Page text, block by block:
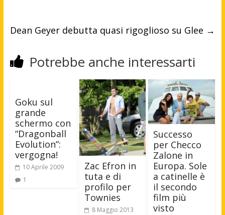
Dean Geyer debutta quasi rigoglioso su Glee →
Potrebbe anche interessarti
Goku sul
grande
schermo con
“Dragonball
Evolution”:
vergogna!
10 Aprile 2009
1
Zac Efron in
tuta e di
profilo per
Townies
8 Maggio 2013
Successo
per Checco
Zalone in
Europa. Sole
a catinelle è
il secondo
film più
visto